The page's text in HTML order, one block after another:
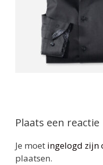
Plaats een reactie
Je moet ingelogd zijn
plaatsen.